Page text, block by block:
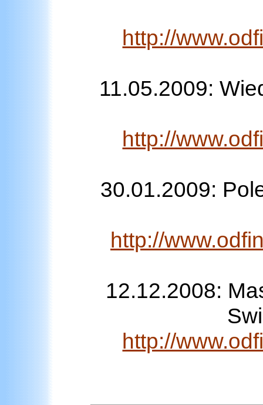
http://
11.05.2009:
http://
30.01.2009:
http://
12.12.2008:
http://